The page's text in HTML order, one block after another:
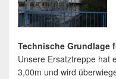
Technische Grundlage
Unsere Ersatztreppe hat
3,00m und wird